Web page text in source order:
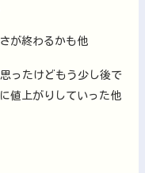
が終わるかも他
ったけどもう少し後で
値上がりしていった他